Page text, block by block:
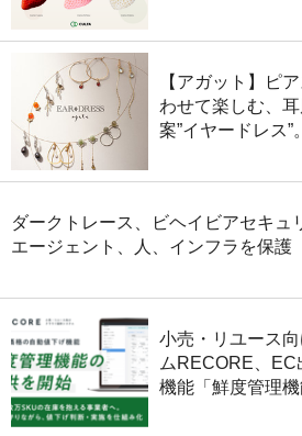
【アガット】ピ
わせて楽しむ、
案”イヤードレス
ダークトレース、ビヘイビアセキュ
エージェント、人、インフラを保護
小売・リユース
ムRECORE、
機能「鮮度管理